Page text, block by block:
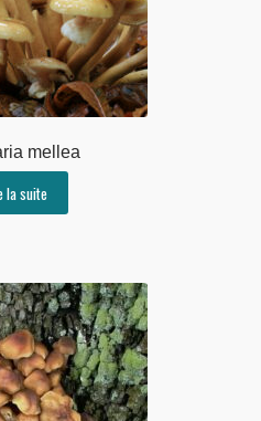
mellea
la suite